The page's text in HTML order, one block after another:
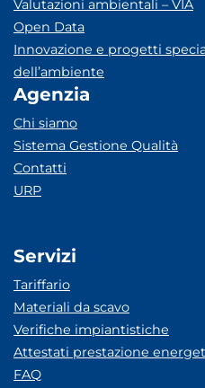
Valutazioni ambientali – VIA
Open Data
Innovazione e progetti
dell’ambiente
Agenzia
Chi siamo
Sistema Gestione Qualità
Contatti
URP
Servizi
Tariffario
Materiali da scavo
Verifiche impiantistiche
Attestati prestazione
FAQ